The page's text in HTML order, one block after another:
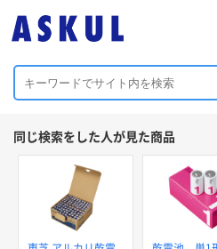
同じ検索をした人が見た商品